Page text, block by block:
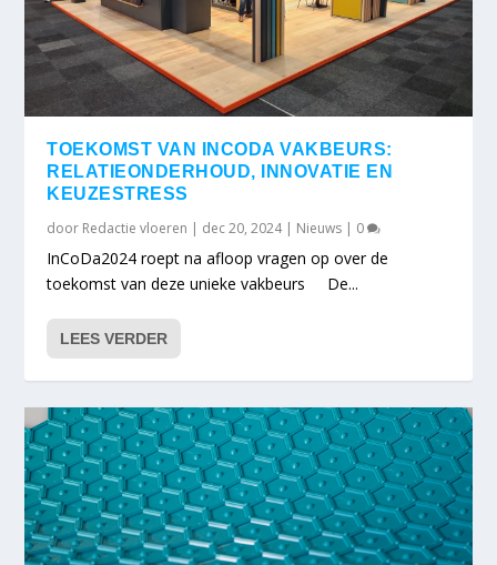
TOEKOMST VAN INCODA VAKBEURS:
RELATIEONDERHOUD, INNOVATIE EN
KEUZESTRESS
door Redactie vloeren | dec 20, 2024| Nieuws | 0
InCoDa2024 roept na afloop vragen op over de
toekomst van deze unieke vakbeurs De...
LEES VERDER